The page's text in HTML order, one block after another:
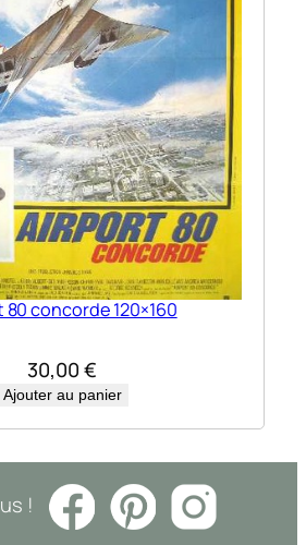
concorde 120×160
30,00 €
Ajouter au panier
!